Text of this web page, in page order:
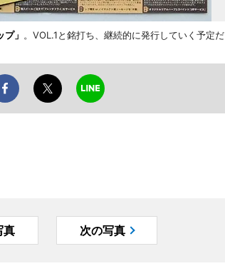
」 。VOL.1と銘打ち、継続的に発行していく予定だ
真 次の写真